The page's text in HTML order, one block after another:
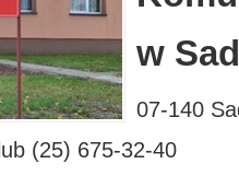
w
07-140
(25) 675-32-40